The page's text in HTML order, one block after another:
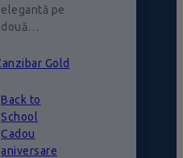
elegantă pe
două…
Back to
School
Cadou
aniversare